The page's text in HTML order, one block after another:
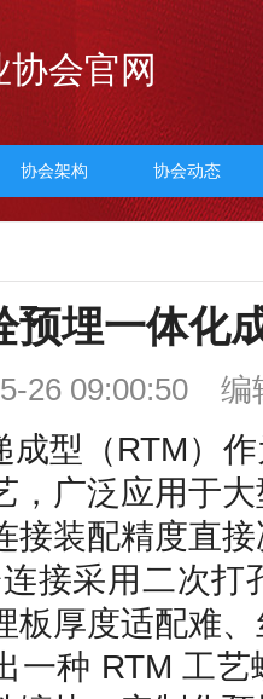
会官网
协会架构 协会动态
预埋一体化
26 09:00:50 编
成型（RTM）
，广泛应用于
接装配精度直
接采用二次
板厚度适配难
一种 RTM 工